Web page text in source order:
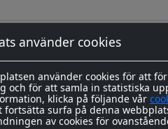
använder cookies
använder cookies för att
och för att samla in statistiska
klicka på följande vår
fortsätta surfa på denna
av cookies för
ut i en 8-årig genomfärgad
med appliceringstape över
tas bort efter montering,